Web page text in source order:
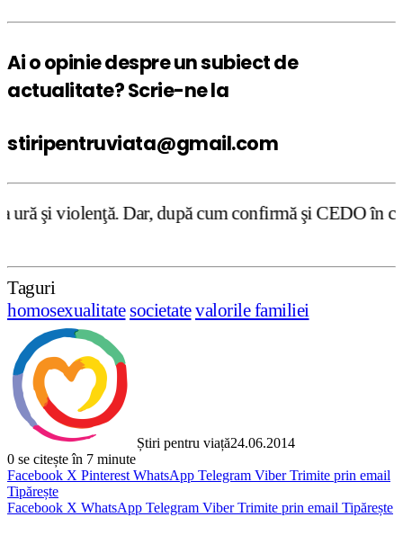
Ai o opinie despre un subiect de
actualitate? Scrie-ne la
stiripentruviata@gmail.com
după cum confirmă şi CEDO în cazul
Taguri
homosexualitatesocietatevalorile familiei
Știri pentru viață24.06.2014
0 se citește în 7 minute
Facebook X Pinterest WhatsApp Telegram Viber Trimite prin email
Tipărește
Facebook X WhatsApp Telegram Viber Trimite prin email Tipărește